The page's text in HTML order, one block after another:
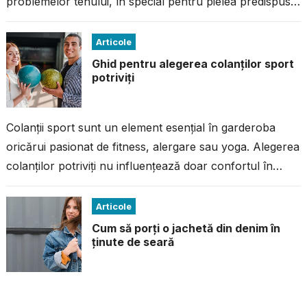
Articole
Ghid pentru alegerea colanților sport
potriviți
Colanții sport sunt un element esențial în garderoba
oricărui pasionat de fitness, alergare sau yoga. Alegerea
colanților potriviți nu influențează doar confortul în
Articole
Cum să porți o jachetă din denim în
ținute de seară